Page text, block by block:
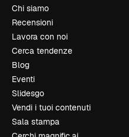
Chi siamo
Recensioni
Lavora con noi
Cerca tendenze
Blog
Eventi
Slidesgo
Vendi i tuoi contenuti
Sala stampa